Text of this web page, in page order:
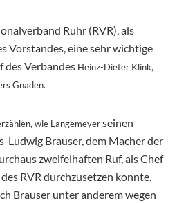
Ruhr (RVR), als
Vorstandes, eine sehr wichtige
des Verbandes Heinz-Dieter Klink,
Gnaden.
wie Langemeyerseinen
Ludwig Brauser, dem Macher der
zweifelhaften Ruf, als Chef
RVR durchzusetzen konnte.
Brauser unter anderem wegen